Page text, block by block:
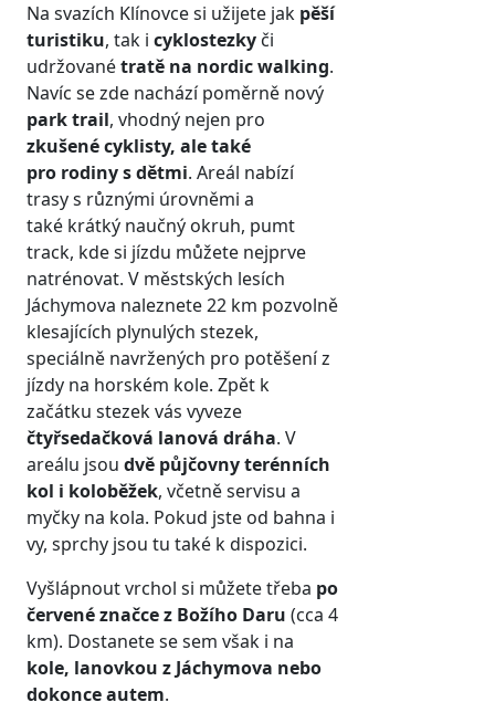
Na svazích Klínovce si užijete jak pěší
turistiku, tak i cyklostezky či
udržovanétratě na nordic walking.
Navíc se zde nachází poměrně nový
park trail, vhodný nejen pro
zkušené cyklisty, ale také
pro rodiny s dětmi. Areál nabízí
trasy s různými úrovněmi a
také krátký naučný okruh, pumt
track, kde si jízdu můžete nejprve
natrénovat. V městských lesích
Jáchymova naleznete 22 km pozvolně
klesajících plynulých stezek,
speciálně navržených pro potěšení z
jízdy na horském kole. Zpět k
začátku stezek vás vyveze
čtyřsedačková lanová dráha. V
areálu jsou dvě půjčovny terénních
kol i koloběžek, včetně servisu a
myčky na kola. Pokud jste od bahna i
vy, sprchy jsou tu také k dispozici.
Vyšlápnout vrchol si můžete třeba po
červené značce z Božího Daru (cca 4
km). Dostanete se sem však i na
kole, lanovkou z Jáchymova nebo
dokonce autem.